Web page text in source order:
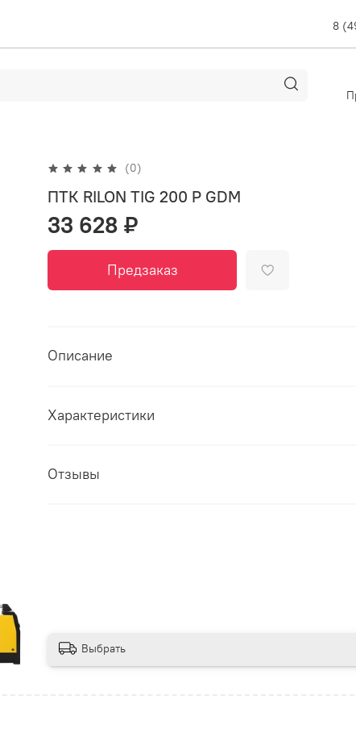
8
(0)
ПТК RILON TIG 200 P GDM
33 628 ₽
Предзаказ
Описание
Характеристики
Отзывы
Выбрать